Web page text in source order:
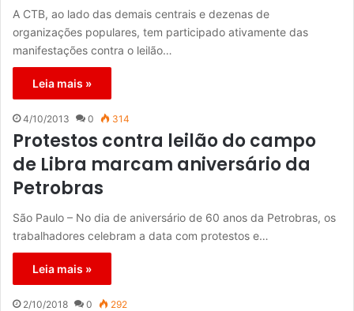
A CTB, ao lado das demais centrais e dezenas de
organizações populares, tem participado ativamente das
manifestações contra o leilão…
Leia mais »
4/10/2013 0 314
Protestos contra leilão do campo
de Libra marcam aniversário da
Petrobras
São Paulo – No dia de aniversário de 60 anos da Petrobras, os
trabalhadores celebram a data com protestos e…
Leia mais »
2/10/2018 0 292